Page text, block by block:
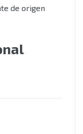
de origen